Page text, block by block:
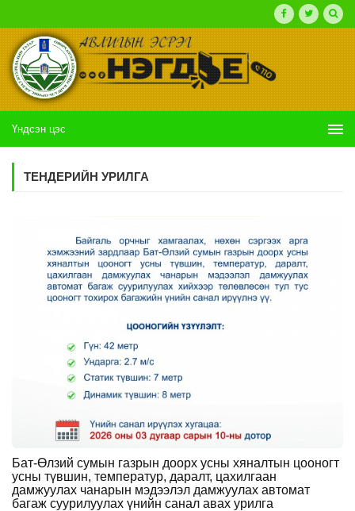
Үндсэн цэс
ТЕНДЕРИЙН УРИЛГА
Бат-Өлзий сумын газрын доорх усны хяналтын цооногт
усны түвшин, температур, даралт, цахилгаан
дамжуулах чанарын мэдээлэл дамжуулах автомат
багаж суурилуулах үнийн санал авах урилга